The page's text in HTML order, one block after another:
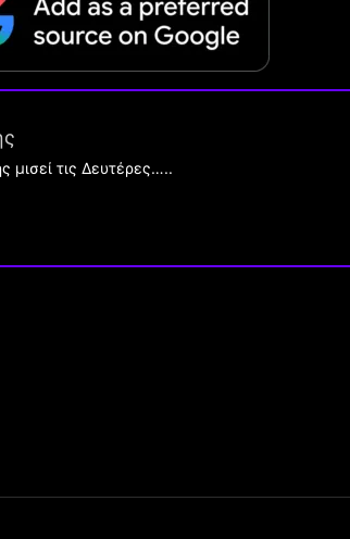
μισεί τις Δευτέρες…..